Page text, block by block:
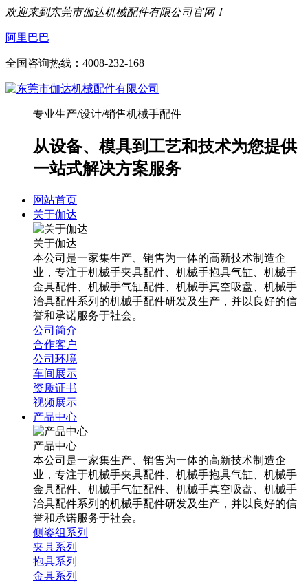
欢迎来到东莞市伽达机械配件有限公司官网！
阿里巴巴
全国咨询热线： 4008-232-168
专业生产/设计/销售机械手配件
从设备、模具到工艺和技术为您提供
一站式解决方案服务
网站首页
关于伽达
关于伽达
本公司是一家集生产、销售为一体的高新技术制造企
业，专注于机械手夹具配件、机械手抱具气缸、机械手
金具配件、机械手气缸配件、机械手真空吸盘、机械手
治具配件系列的机械手配件研发及生产，并以良好的信
誉和承诺服务于社会。
公司简介
合作客户
公司环境
车间展示
资质证书
视频展示
产品中心
产品中心
本公司是一家集生产、销售为一体的高新技术制造企
业，专注于机械手夹具配件、机械手抱具气缸、机械手
金具配件、机械手气缸配件、机械手真空吸盘、机械手
治具配件系列的机械手配件研发及生产，并以良好的信
誉和承诺服务于社会。
侧姿组系列
夹具系列
抱具系列
金具系列